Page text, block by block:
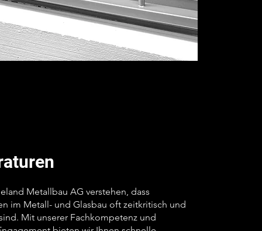
Metallbau AG verstehen, dass
im Metall- und Glasbau oft zeitkritisch und
Mit unserer Fachkompetenz und